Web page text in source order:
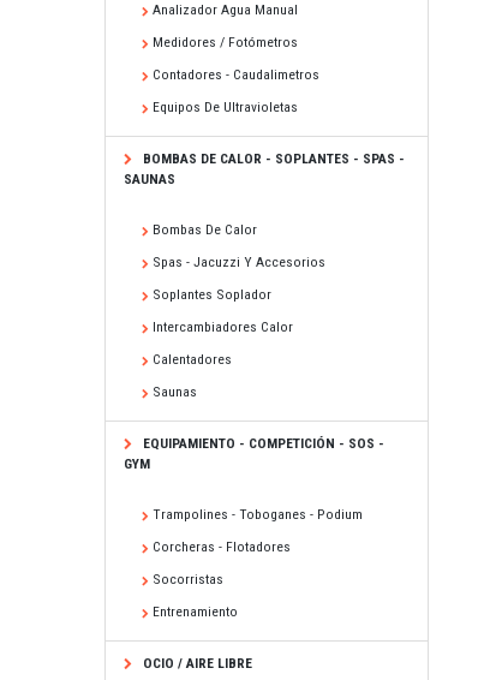
Analizador Agua Manual
Medidores / Fotómetros
Contadores - Caudalimetros
Equipos De Ultravioletas
BOMBAS DE CALOR - SOPLANTES - SPAS -
SAUNAS
Bombas De Calor
Spas - Jacuzzi Y Accesorios
Soplantes Soplador
Intercambiadores Calor
Calentadores
Saunas
EQUIPAMIENTO - COMPETICIÓN - SOS -
GYM
Trampolines - Toboganes - Podium
Corcheras - Flotadores
Socorristas
Entrenamiento
OCIO / AIRE LIBRE